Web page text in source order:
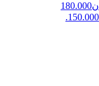
قیمت اصلی: تومان180.000